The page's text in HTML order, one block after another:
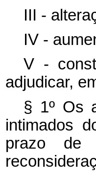
III -
IV -
V -
adjudicar,
§ 1º Os
intimados
prazo de